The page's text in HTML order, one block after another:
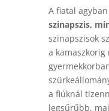
A fiatal agyban
szinapszis,
szinapszisok
a kamaszkorig
a fiúknál
legsűrűbb,